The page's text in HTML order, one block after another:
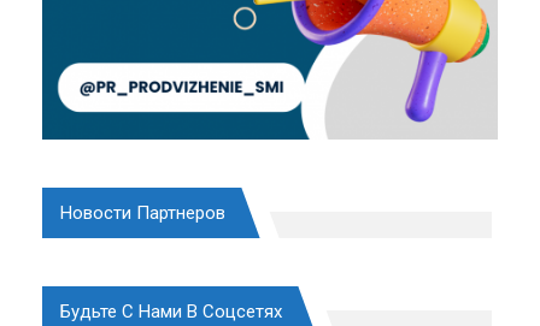
Новости Партнеров
Будьте С Нами В Соцсетях